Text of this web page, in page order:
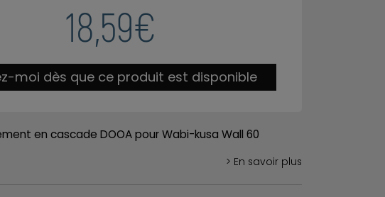
18,59€
moi dès que ce produit est disponible
en cascade DOOA pour Wabi-kusa Wall 60
> En savoir plus